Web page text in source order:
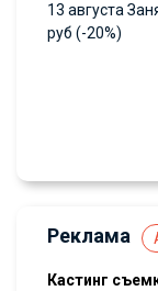
13 августа
руб (-20%)
Реклама
Кастинг